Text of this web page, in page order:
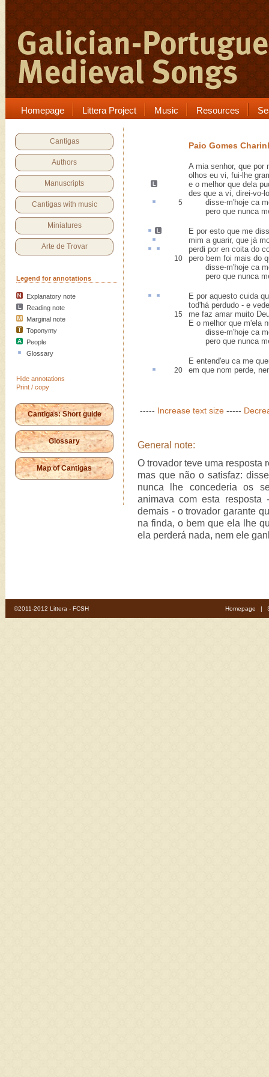
Homepage Littera Project Music Resources
Cantigas
Authors
Manuscripts
Cantigas with music
Miniatures
Arte de Trovar
Legend for annotations
Explanatory note
Reading note
Marginal note
Toponymy
People
Glossary
Hide annotations
Print / copy
Cantigas: Short guide
Glossary
Map of Cantigas
Paio Gomes
A mia senhor, que por
olhos eu vi, fui-lhe
e o melhor que dela
des que a vi, direi-vo-
5 disse-m'hoje ca
pero que nunca
E por esto que me
mim a guarir, que já
perdi por en coitado
10
pero bem foi mais do
disse-m'hoje ca
pero que nunca
E por aquesto cuida
tod'há perdudo - e
15
me faz amar muito
E o melhor que m'ela
disse-m'hoje ca
pero que nunca
E entend'eu ca me
20 em que nom perde,
----- Increase text size -----
General note:
O trovador teve uma resposta
mas que não o satisfaz:
nunca lhe concederia os
animava com esta
demais - o trovador garante
na finda, o bem que ela lhe
ela perderá nada, nem ele
©2011-2012 Littera - FCSH Homepage |